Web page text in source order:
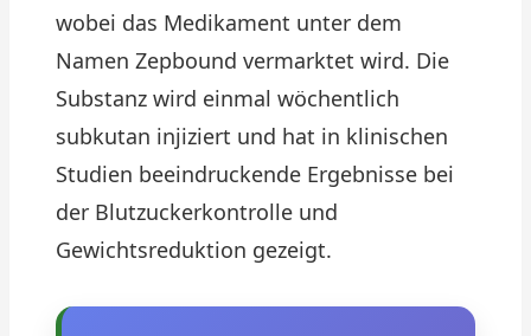
wobei das Medikament unter dem
Namen Zepbound vermarktet wird. Die
Substanz wird einmal wöchentlich
subkutan injiziert und hat in klinischen
Studien beeindruckende Ergebnisse bei
der Blutzuckerkontrolle und
Gewichtsreduktion gezeigt.